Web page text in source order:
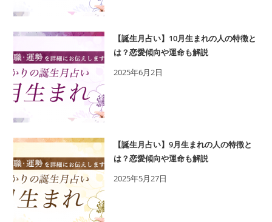
【誕生月占い】10月生まれの人の特徴と
は？恋愛傾向や運命も解説
2025年6月2日
【誕生月占い】9月生まれの人の特徴と
は？恋愛傾向や運命も解説
2025年5月27日